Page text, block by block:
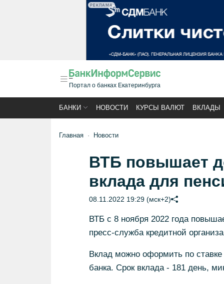
РЕКЛАМА
Портал о банках Екатеринбурга
БАНКИ НОВОСТИ КУРСЫ ВАЛЮТ ВКЛАДЫ
Главная Новости
ВТБ повышает
вклада для
08.11.2022 19:29 (мск+2)
ВТБ с 8 ноября 2022 года
пресс-служба кредитной
Вклад можно оформить по
банка. Срок вклада - 181 день,